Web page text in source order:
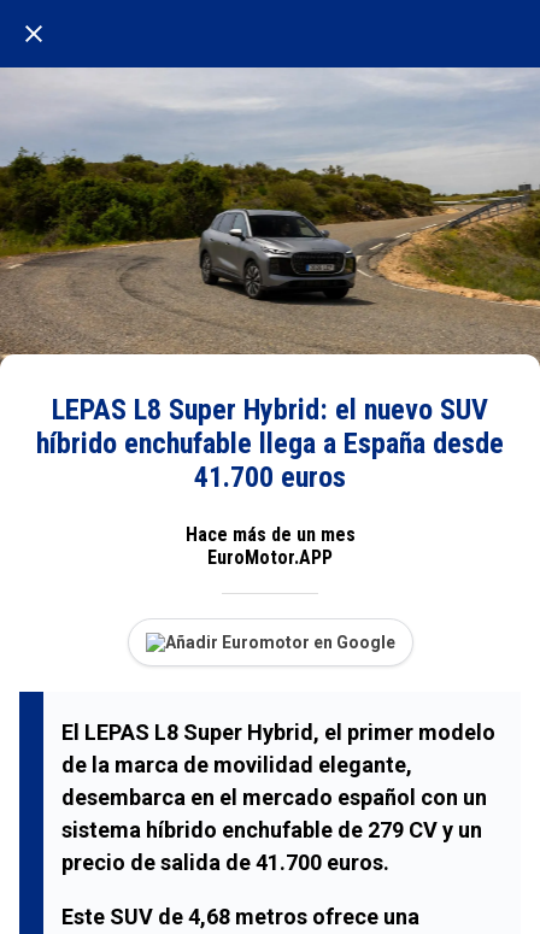
LEPAS L8 Super Hybrid: el nuevo SUV
híbrido enchufable llega a España desde
41.700 euros
Hace más de un mes
EuroMotor.APP
Añadir Euromotor en Google
El LEPAS L8 Super Hybrid, el primer modelo
de la marca de movilidad elegante,
desembarca en el mercado español con un
sistema híbrido enchufable de 279 CV y un
precio de salida de 41.700 euros.
Este SUV de 4,68 metros ofrece una